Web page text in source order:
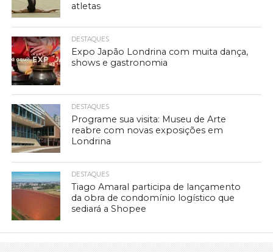
atletas
DESTAQUES
Expo Japão Londrina com muita dança,
shows e gastronomia
DESTAQUES
Programe sua visita: Museu de Arte
reabre com novas exposições em
Londrina
DESTAQUES
Tiago Amaral participa de lançamento
da obra de condomínio logístico que
sediará a Shopee